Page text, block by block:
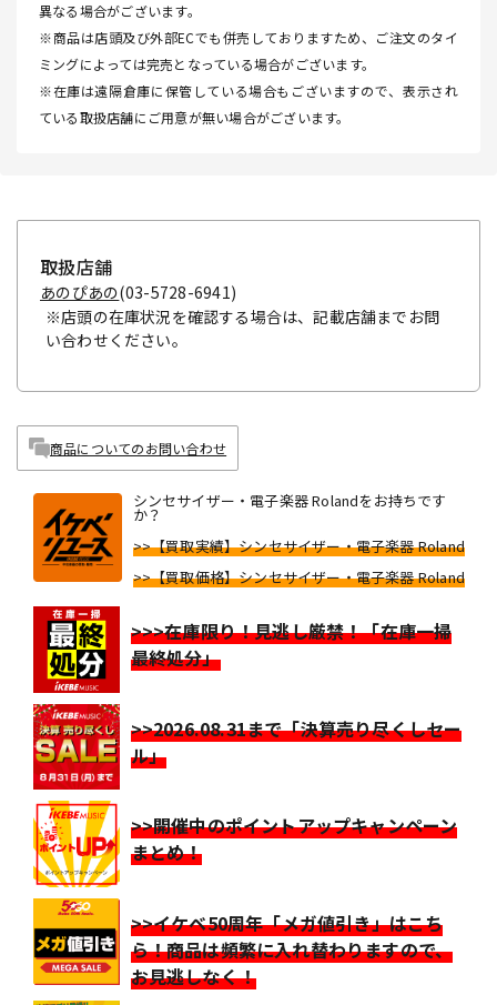
異なる場合がございます。
※商品は店頭及び外部ECでも併売しておりますため、ご注文のタイ
ミングによっては完売となっている場合がございます。
※在庫は遠隔倉庫に保管している場合もございますので、表示され
ている取扱店舗にご用意が無い場合がございます。
取扱店舗
あのぴあの(03-5728-6941)
※店頭の在庫状況を確認する場合は、記載店舗までお問
い合わせください。
商品についてのお問い合わせ
シンセサイザー・電子楽器 Rolandをお持ちです
か？
>>【買取実績】シンセサイザー・電子楽器 Roland
>>【買取価格】シンセサイザー・電子楽器 Roland
>>>在庫限り！見逃し厳禁！「在庫一掃
最終処分」
>>2026.08.31まで「決算売り尽くしセー
ル」
>>開催中のポイントアップキャンペーン
まとめ！
>>イケベ50周年「メガ値引き」はこち
ら！商品は頻繁に入れ替わりますので、
お見逃しなく！